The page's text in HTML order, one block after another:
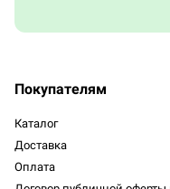
Покупателям
Каталог
Доставка
Оплата